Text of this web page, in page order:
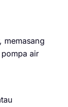
memasang
air